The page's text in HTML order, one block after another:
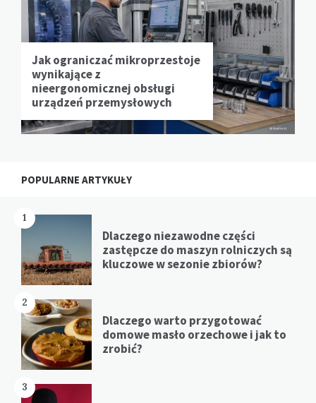
Jak ograniczać mikroprzestoje
wynikające z
nieergonomicznej obsługi
urządzeń przemysłowych
POPULARNE ARTYKUŁY
1
Dlaczego niezawodne części
zastępcze do maszyn rolniczych są
kluczowe w sezonie zbiorów?
2
Dlaczego warto przygotować
domowe masło orzechowe i jak to
zrobić?
3